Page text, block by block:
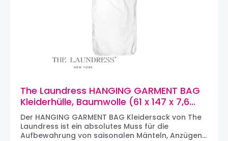
The Laundress HANGING GARMENT BAG
Kleiderhülle, Baumwolle (61 x 147 x 7,6
cm)
Der HANGING GARMENT BAG Kleidersack von The
Laundress ist ein absolutes Muss für die
Aufbewahrung von saisonalen Mänteln, Anzügen,